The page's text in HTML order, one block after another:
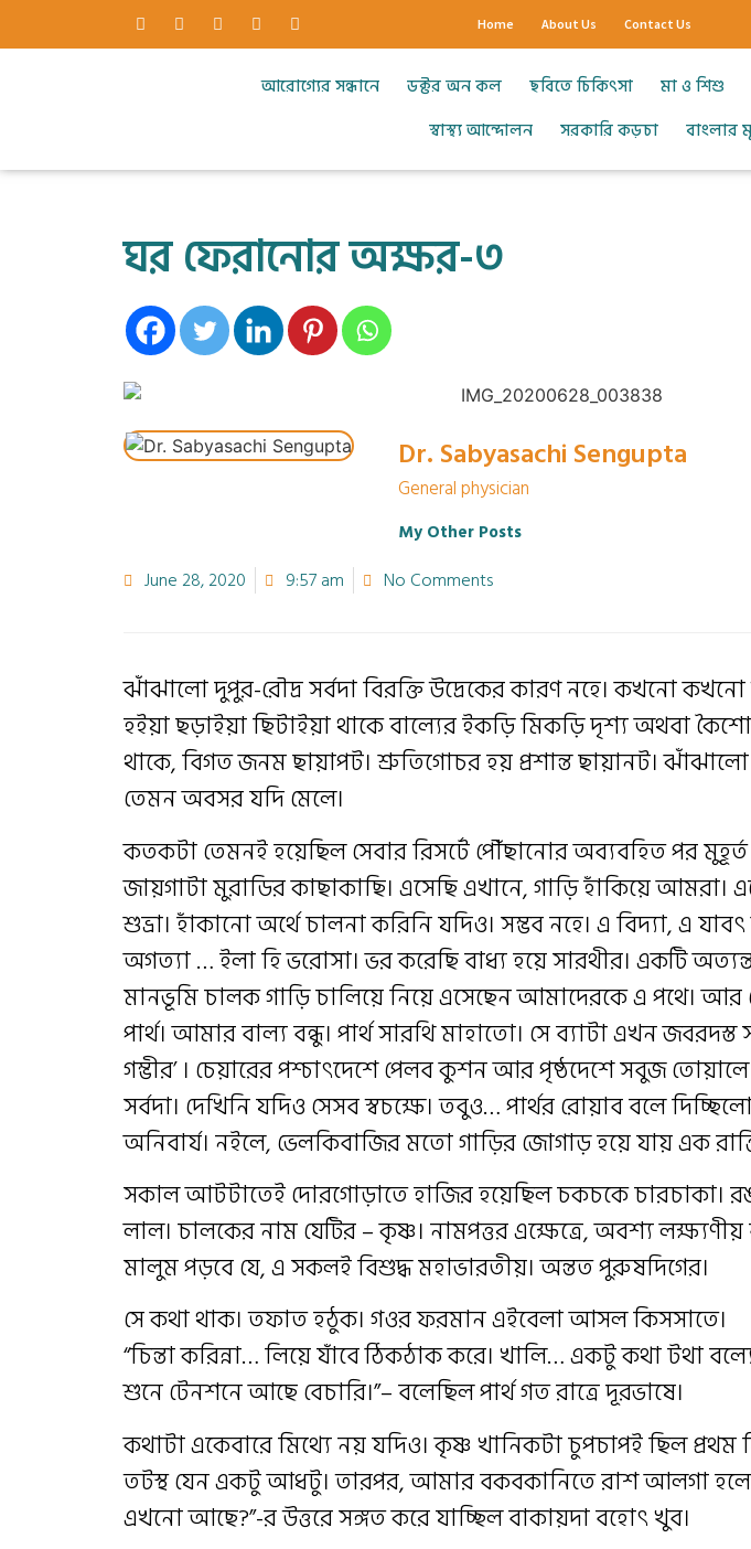
Home About Us Contact Us
আরোগ্যের সন্ধানে ডক্টর অন কল ছবিতে চিকিৎসা মা ও শিশু
স্বাস্থ্য আন্দোলন
সরকারি কড়চা বাংলার
ঘর ফেরানোর অক্ষর-৩
Dr. Sabyasachi Sengupta
General physician
My Other Posts
June 28, 2020 9:57 am No Comments
ঝাঁঝালো দুপুর-রৌদ্র সর্বদা বিরক্তি উদ্রেকের কারণ নহে। কখনো কখনো
হইয়া ছড়াইয়া ছিটাইয়া থাকে বাল্যের ইকড়ি মিকড়ি দৃশ্য অথবা
থাকে, বিগত জনম ছায়াপট। শ্রুতিগোচর হয় প্রশান্ত ছায়ানট। ঝাঁঝালো
তেমন অবসর যদি মেলে।
কতকটা তেমনই হয়েছিল সেবার রিসর্টে পৌঁছানোর অব্যবহিত পর
জায়গাটা মুরাডির কাছাকাছি। এসেছি এখানে, গাড়ি হাঁকিয়ে
শুভ্রা। হাঁকানো অর্থে চালনা করিনি যদিও। সম্ভব নহে। এ বিদ্যা, এ
অগত্যা … ইলা হি ভরোসা। ভর করেছি বাধ্য হয়ে সারথীর। একটি
মানভূমি চালক গাড়ি চালিয়ে নিয়ে এসেছেন আমাদেরকে এ পথে। আর
পার্থ। আমার বাল্য বন্ধু। পার্থ সারথি মাহাতো। সে ব্যাটা এখন
গম্ভীর’ । চেয়ারের পশ্চাৎদেশে পেলব কুশন আর পৃষ্ঠদেশে সবুজ
সর্বদা। দেখিনি যদিও সেসব স্বচক্ষে। তবুও… পার্থর রোয়াব বলে
অনিবার্য। নইলে, ভেলকিবাজির মতো গাড়ির জোগাড় হয়ে যায় এক
সকাল আটটাতেই দোরগোড়াতে হাজির হয়েছিল চকচকে চারচাকা।
লাল। চালকের নাম যেটির – কৃষ্ণ। নামপত্তর এক্ষেত্রে, অবশ্য লক্ষ্যণীয়
মালুম পড়বে যে, এ সকলই বিশুদ্ধ মহাভারতীয়। অন্তত পুরুষদিগের।
সে কথা থাক। তফাত হঠুক। গওর ফরমান এইবেলা আসল কিসসাতে।
“চিন্তা করিন্না… লিয়ে যাঁবে ঠিকঠাক করে। খালি… একটু কথা টথা
শুনে টেনশনে আছে বেচারি।”– বলেছিল পার্থ গত রাত্রে দূরভাষে।
কথাটা একেবারে মিথ্যে নয় যদিও। কৃষ্ণ খানিকটা চুপচাপই ছিল প্রথম
তটস্থ যেন একটু আধটু। তারপর, আমার বকবকানিতে রাশ আলগা হলো
এখনো আছে?”-র উত্তরে সঙ্গত করে যাচ্ছিল বাকায়দা বহোৎ খুব।